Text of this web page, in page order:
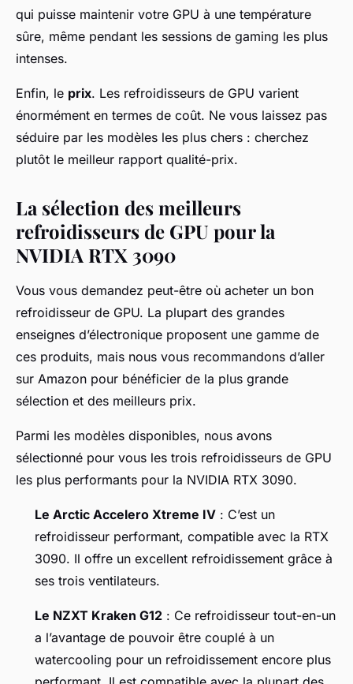
qui puisse maintenir votre GPU à une température
sûre, même pendant les sessions de gaming les plus
intenses.
Enfin, le prix. Les refroidisseurs de GPU varient
énormément en termes de coût. Ne vous laissez pas
séduire par les modèles les plus chers : cherchez
plutôt le meilleur rapport qualité-prix.
La sélection des meilleurs
refroidisseurs de GPU pour la
NVIDIA RTX 3090
Vous vous demandez peut-être où acheter un bon
refroidisseur de GPU. La plupart des grandes
enseignes d’électronique proposent une gamme de
ces produits, mais nous vous recommandons d’aller
sur Amazon pour bénéficier de la plus grande
sélection et des meilleurs prix.
Parmi les modèles disponibles, nous avons
sélectionné pour vous les trois refroidisseurs de GPU
les plus performants pour la NVIDIA RTX 3090.
Le Arctic Accelero Xtreme IV : C’est un
refroidisseur performant, compatible avec la RTX
3090. Il offre un excellent refroidissement grâce à
ses trois ventilateurs.
Le NZXT Kraken G12 : Ce refroidisseur tout-en-un
a l’avantage de pouvoir être couplé à un
watercooling pour un refroidissement encore plus